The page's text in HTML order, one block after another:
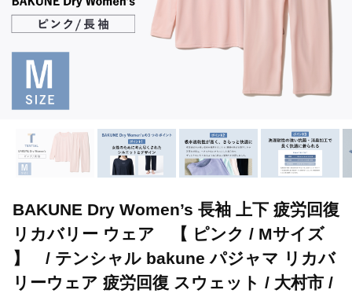
BAKUNE Dry Women’s 長袖 上下 疲労回復
リカバリー ウェア 【 ピンク / Mサイズ
】 / テンシャル bakune パジャマ リカバ
リーウェア 疲労回復 スウェット / 大村市 /